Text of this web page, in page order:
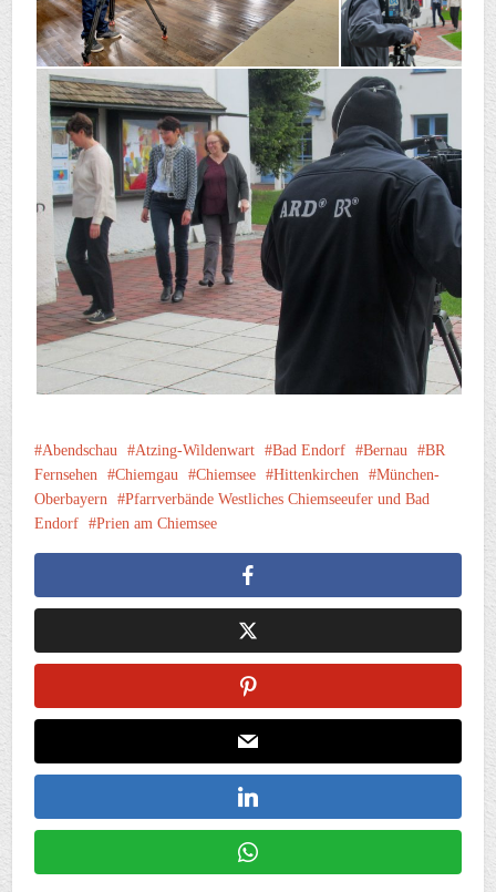
Abendschau Atzing-Wildenwart Bad Endorf Bernau
BR
Fernsehen
Chiemgau Chiemsee Hittenkirchen
München-
Oberbayern
Pfarrverbände Westliches Chiemseeufer und Bad
Endorf
Prien am Chiemsee